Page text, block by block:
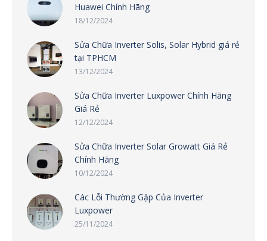
Huawei Chính Hãng
18/12/2024
Sửa Chữa Inverter Solis, Solar Hybrid giá rẻ
tại TPHCM
13/12/2024
Sửa Chữa Inverter Luxpower Chính Hãng
Giá Rẻ
12/12/2024
Sửa Chữa Inverter Solar Growatt Giá Rẻ
Chính Hãng
10/12/2024
Các Lỗi Thường Gặp Của Inverter
Luxpower
25/11/2024